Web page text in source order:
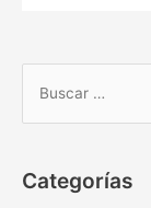
Categorías